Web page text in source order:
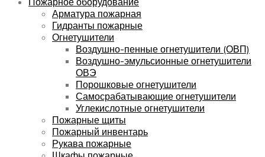
Арматура пожарная
Гидранты пожарные
Огнетушители
Воздушно-пенные огнетушители (ОВП)
Воздушно-эмульсионные огнетушители
ОВЭ
Порошковые огнетушители
Самосрабатывающие огнетушители
Углекислотные огнетушители
Пожарные щиты
Пожарный инвентарь
Рукава пожарные